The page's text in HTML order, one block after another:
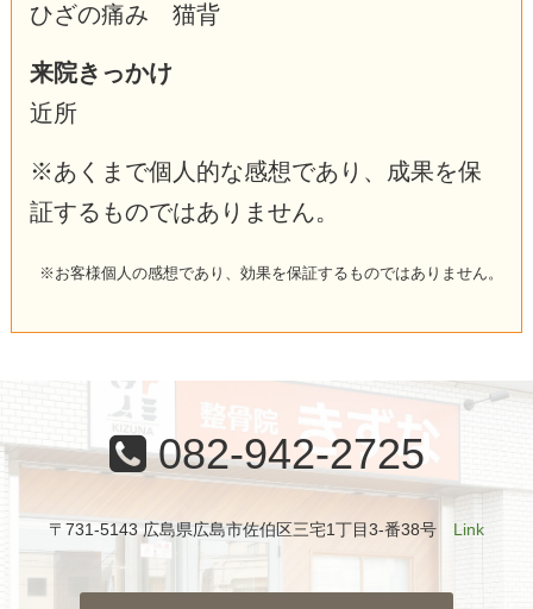
ひざの痛み 猫背
来院きっかけ
近所
※あくまで個人的な感想であり、成果を保
証するものではありません。
※お客様個人の感想であり、効果を保証するものではありません。
082-942-2725
〒731-5143 広島県広島市佐伯区三宅1丁目3-番38号 Link